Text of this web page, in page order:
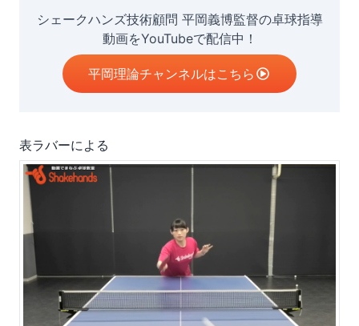
シェークハンズ技術顧問 平岡義博監督の卓球指導
動画をYouTubeで配信中！
平岡理論チャンネルはこちら
表ラバーによる